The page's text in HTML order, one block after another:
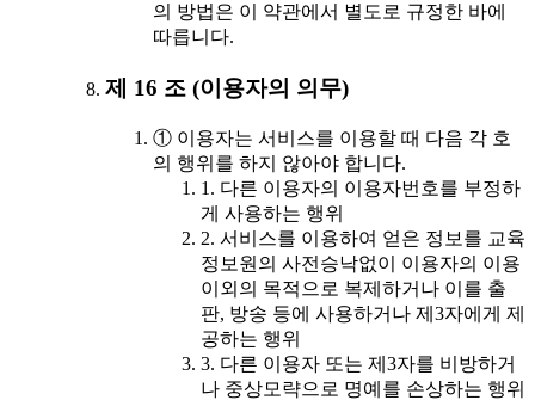
의 방법은 이 약관에서 별도로 규정한 바에
따릅니다.
제 16 조 (이용자의 의무)
① 이용자는 서비스를 이용할 때 다음 각 호
의 행위를 하지 않아야 합니다.
1. 다른 이용자의 이용자번호를 부정하
게 사용하는 행위
2. 서비스를 이용하여 얻은 정보를 교육
정보원의 사전승낙없이 이용자의 이용
이외의 목적으로 복제하거나 이를 출
판, 방송 등에 사용하거나 제3자에게 제
공하는 행위
3. 다른 이용자 또는 제3자를 비방하거
나 중상모략으로 명예를 손상하는 행위